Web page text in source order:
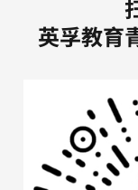
英孚教育